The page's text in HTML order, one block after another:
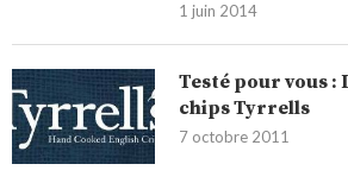
1 juin 2014
Testé pour vous :
chips Tyrrells
7 octobre 2011